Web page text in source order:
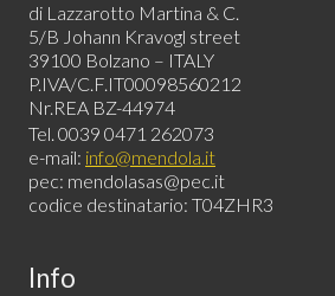
di Lazzarotto Martina & C.
5/B Johann Kravogl street
39100 Bolzano – ITALY
P.IVA/C.F.IT00098560212
Nr.REA BZ-44974
Tel. 0039 0471 262073
e-mail: info@mendola.it
pec: mendolasas@pec.it
codice destinatario: T04ZHR3
Info